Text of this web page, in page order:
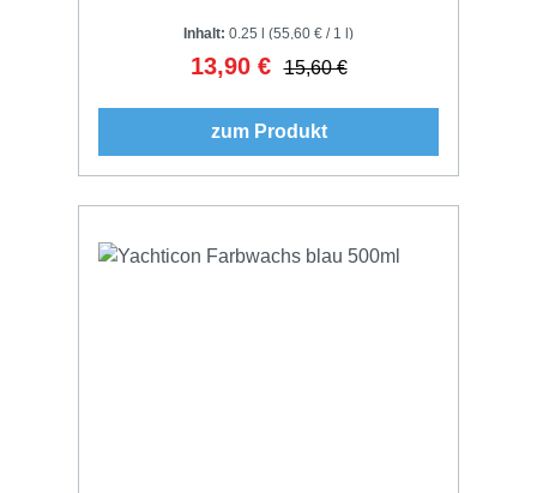
Inhalt: 0.25 l (55,60 € / 1 l)
Verkaufspreis:
13,90 € Regulärer Preis:
15,60 €
zum Produkt